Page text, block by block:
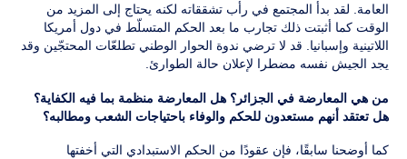
العامة. لقد بدأ المجتمع في رأب تشققاته لكنه يحتاج إلى المزيد من
الوقت كما أثبتت ذلك تجارب ما بعد الحكم المتسلّط في دول أمريكا
اللاتينية وإسبانيا. قد لا ترضي ندوة الحوار الوطني تطلعّات المحتجّين وقد
يجد الجيش نفسه مضطرا لإعلان حالة الطوارئ.
من هي المعارضة في الجزائر؟ هل المعارضة منظمة بما فيه الكفاية؟
هل تعتقد أنهم مستعدون للحكم والوفاء باحتياجات الشعب ومطالبه؟
كما أوضحنا سابقًا، فإن عقودًا من الحكم الاستبدادي التي أخفتها